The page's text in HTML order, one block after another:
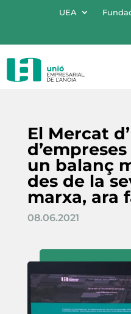
UEA
El Mercat
un balanç
des de la
marxa, ara
08.06.2021